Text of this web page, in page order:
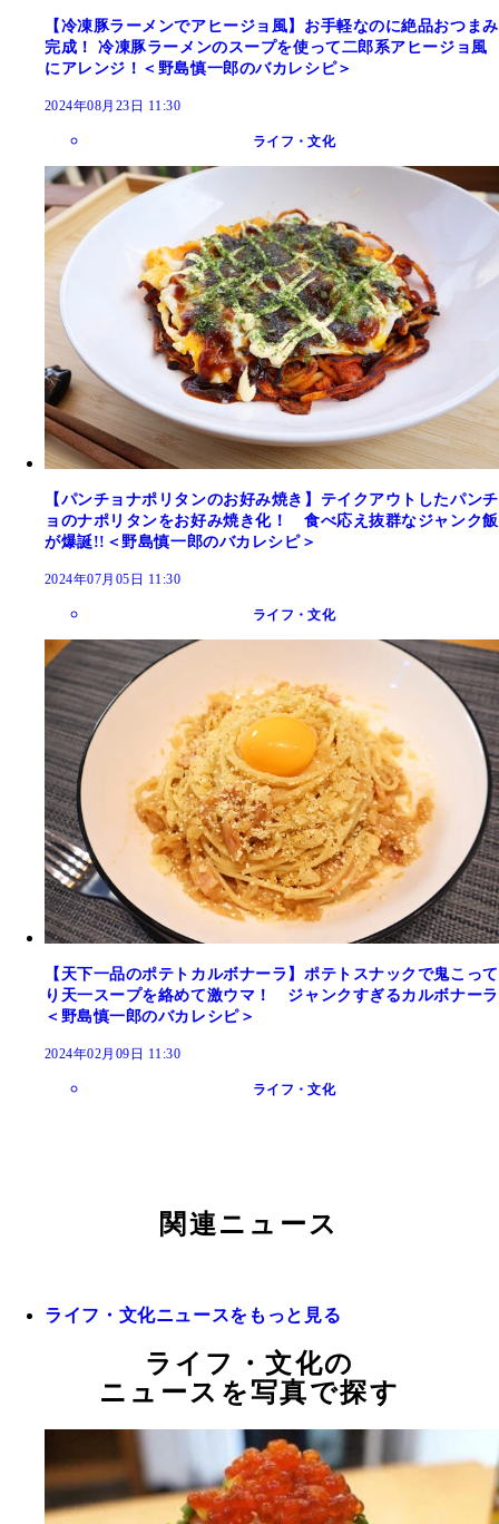
【冷凍豚ラーメンでアヒージョ風】お手軽なのに絶品おつまみ
完成！ 冷凍豚ラーメンのスープを使って二郎系アヒージョ風
にアレンジ！＜野島慎一郎のバカレシピ＞
2024年08月23日 11:30
ライフ・文化
【パンチョナポリタンのお好み焼き】テイクアウトしたパンチ
ョのナポリタンをお好み焼き化！ 食べ応え抜群なジャンク飯
が爆誕!!＜野島慎一郎のバカレシピ＞
2024年07月05日 11:30
ライフ・文化
【天下一品のポテトカルボナーラ】ポテトスナックで鬼こって
り天一スープを絡めて激ウマ！ ジャンクすぎるカルボナーラ
＜野島慎一郎のバカレシピ＞
2024年02月09日 11:30
ライフ・文化
関連ニュース
ライフ・文化ニュースをもっと見る
ライフ・文化の
ニュースを写真で探す